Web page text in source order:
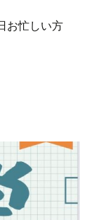
お忙しい方
「 生きづらか